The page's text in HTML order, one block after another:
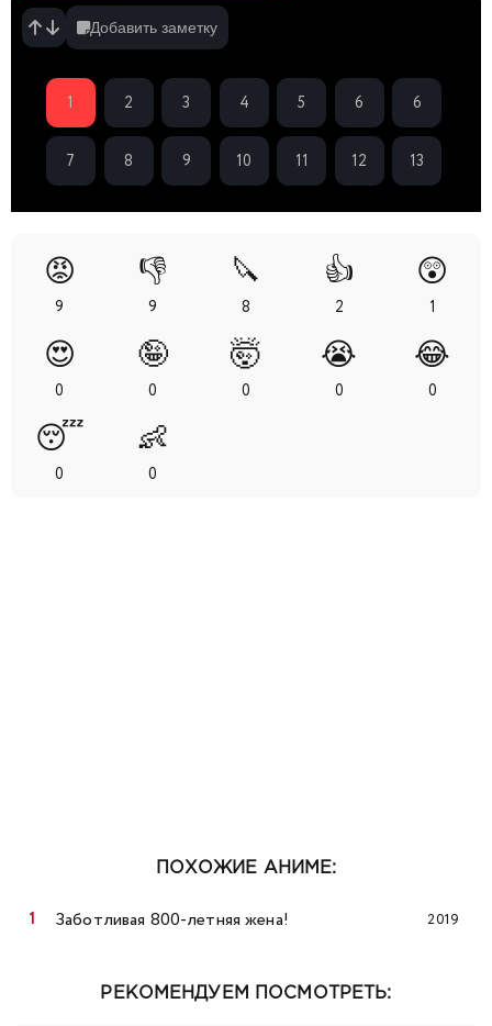
Добавить заметку
1 2 3 4 5 6 6
7 8 9 10 11 12 13
😡
9
👎
9
🔪
8
👍
2
😲
1
😍
0
🤪
0
🤯
0
😭
0
😂
0
😴
0
👶
0
ПОХОЖИЕ АНИМЕ:
Заботливая 800-летняя жена! 2019
РЕКОМЕНДУЕМ ПОСМОТРЕТЬ: